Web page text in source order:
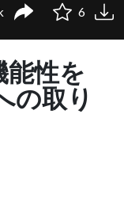
6
性を
の取り